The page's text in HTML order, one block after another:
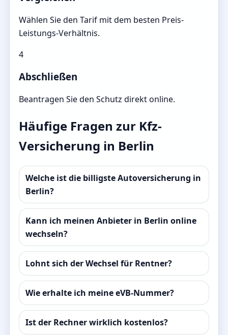
Wählen Sie den Tarif mit dem besten Preis-
Leistungs-Verhältnis.
4
Abschließen
Beantragen Sie den Schutz direkt online.
Häufige Fragen zur Kfz-
Versicherung in Berlin
Welche ist die billigste Autoversicherung in
Berlin?
Kann ich meinen Anbieter in Berlin online
wechseln?
Lohnt sich der Wechsel für Rentner?
Wie erhalte ich meine eVB-Nummer?
Ist der Rechner wirklich kostenlos?